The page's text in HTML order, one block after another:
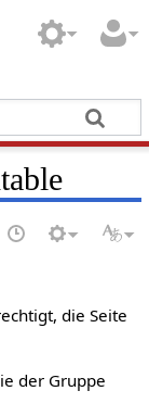
die Seite
der Gruppe